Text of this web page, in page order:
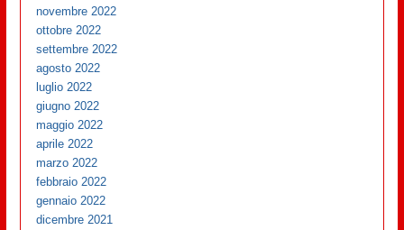
novembre 2022
ottobre 2022
settembre 2022
agosto 2022
luglio 2022
giugno 2022
maggio 2022
aprile 2022
marzo 2022
febbraio 2022
gennaio 2022
dicembre 2021